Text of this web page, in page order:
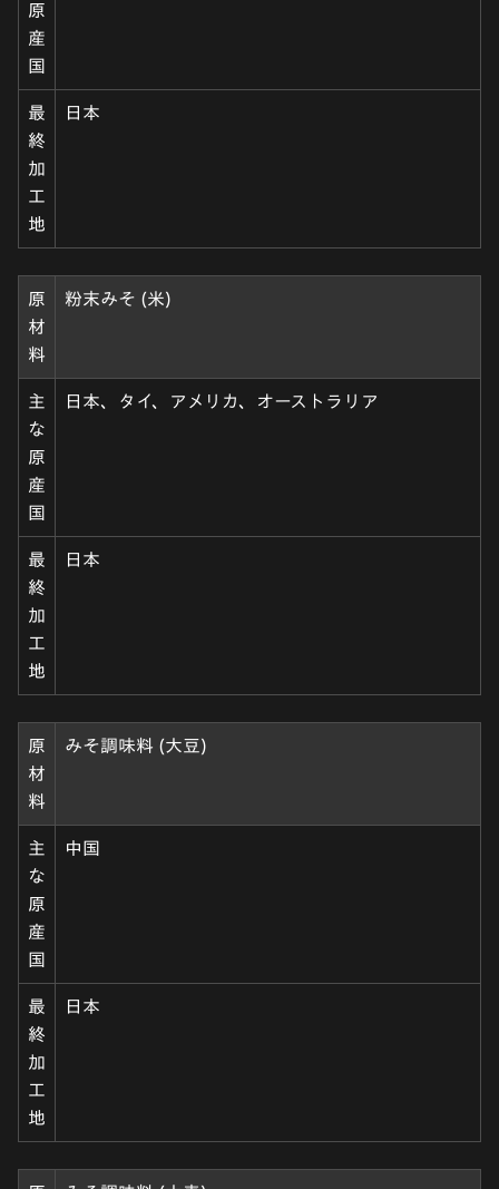
原
産
国
最
終
加
工
地
日本
原
材
料
粉末みそ (米)
主
な
原
産
国
日本、タイ、アメリカ、オーストラリア
最
終
加
工
地
日本
原
材
料
みそ調味料 (大豆)
主
な
原
産
国
中国
最
終
加
工
地
日本